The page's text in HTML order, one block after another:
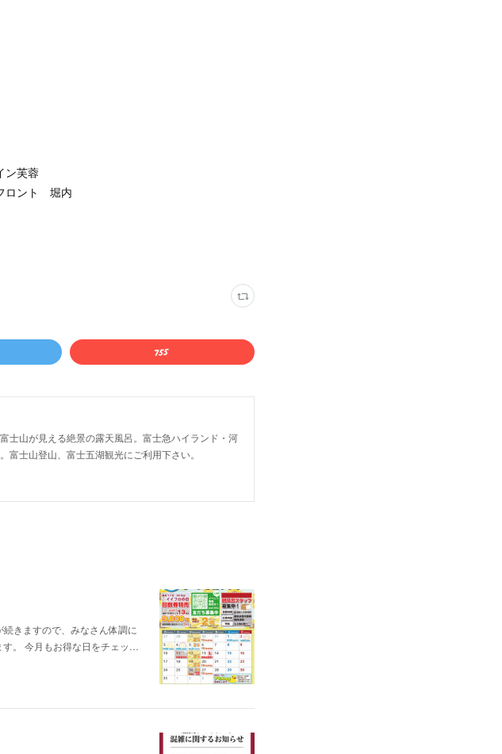
蓉
堀内
山が見える絶景の露天風呂。富士急ハイランド・河
士山登山、富士五湖観光にご利用下さい。
きますので、みなさん体調に
す。 今月もお得な日をチェッ…